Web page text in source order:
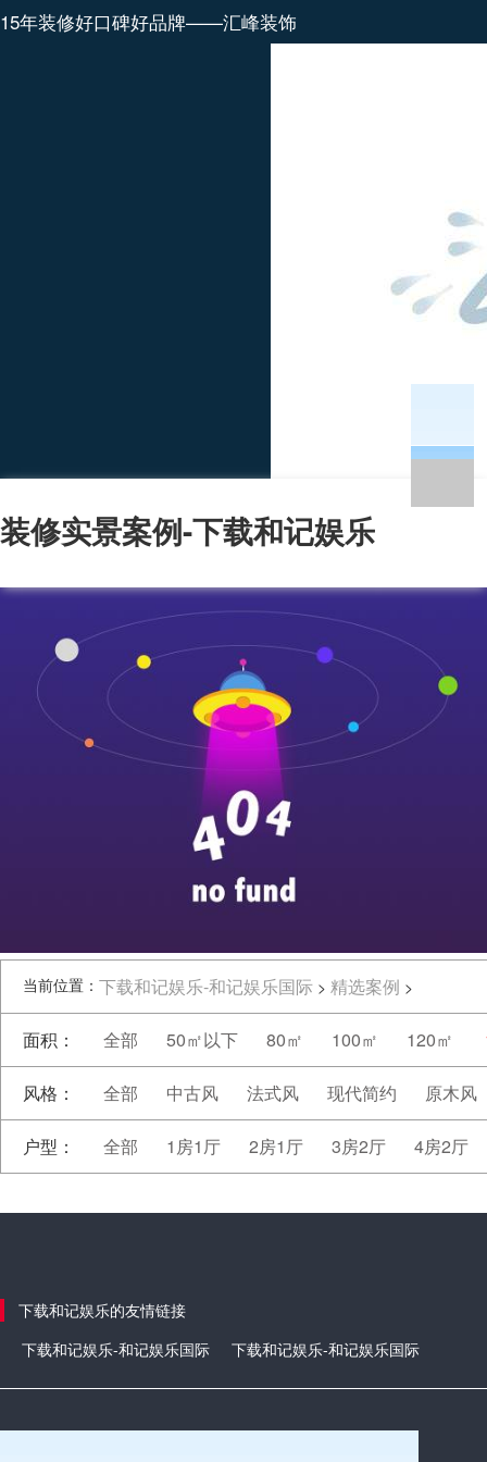
15年装修好口碑好品牌——汇峰装饰
装修实景案例-下载和记娱乐
当前位置： 下载和记娱乐-和记娱乐国际 > 精选案例 >
面积： 全部 50㎡以下 80㎡ 100㎡ 120㎡
风格： 全部 中古风 法式风 现代简约 原木风
户型： 全部 1房1厅 2房1厅 3房2厅 4房2厅
下载和记娱乐的友情链接
下载和记娱乐-和记娱乐国际
下载和记娱乐-和记娱乐国际